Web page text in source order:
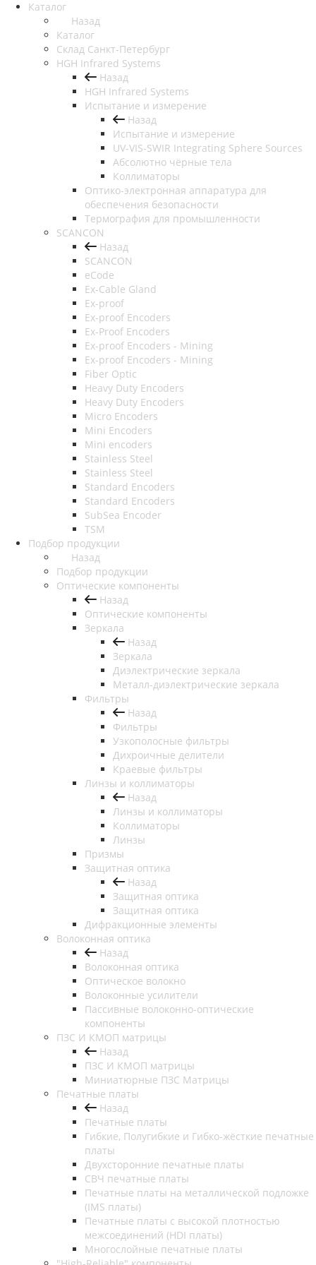
Каталог
Назад
Каталог
Cклад Санкт-Петербург
HGH Infrared Systems
Назад
HGH Infrared Systems
Испытание и измерение
Назад
Испытание и измерение
UV-VIS-SWIR Integrating Sphere Sources
Абсолютно чёрные тела
Коллиматоры
Оптико-электронная аппаратура для
обеспечения безопасности
Термография для промышленности
SCANCON
Назад
SCANCON
eCode
Ex-Cable Gland
Ex-proof
Ex-proof Encoders
Ex-Proof Encoders
Ex-proof Encoders - Mining
Ex-proof Encoders - Mining
Fiber Optic
Heavy Duty Encoders
Heavy Duty Encoders
Micro Encoders
Mini Encoders
Mini encoders
Stainless Steel
Stainless Steel
Standard Encoders
Standard Encoders
SubSea Encoder
TSM
Подбор продукции
Назад
Подбор продукции
Оптические компоненты
Назад
Оптические компоненты
Зеркала
Назад
Зеркала
Диэлектрические зеркала
Металл-диэлектрические зеркала
Фильтры
Назад
Фильтры
Узкополосные фильтры
Дихроичные делители
Краевые фильтры
Линзы и коллиматоры
Назад
Линзы и коллиматоры
Коллиматоры
Линзы
Призмы
Защитная оптика
Назад
Защитная оптика
Защитная оптика
Дифракционные элементы
Волоконная оптика
Назад
Волоконная оптика
Оптическое волокно
Волоконные усилители
Пассивные волоконно-оптические
компоненты
ПЗС И КМОП матрицы
Назад
ПЗС И КМОП матрицы
Миниатюрные ПЗС Матрицы
Печатные платы
Назад
Печатные платы
Гибкие, Полугибкие и Гибко-жёсткие печатные
платы
Двухсторонние печатные платы
СВЧ печатные платы
Печатные платы на металлической подложке
(IMS платы)
Печатные платы с высокой плотностью
межсоединений (HDI платы)
Многослойные печатные платы